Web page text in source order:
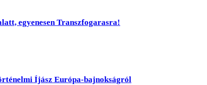
egyenesen Transzfogarasra!
Íjász Európa-bajnokságról